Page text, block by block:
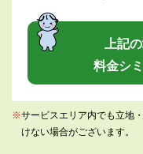
上記
料金シ
※サービスエリア内でも立地
けない場合がございます。